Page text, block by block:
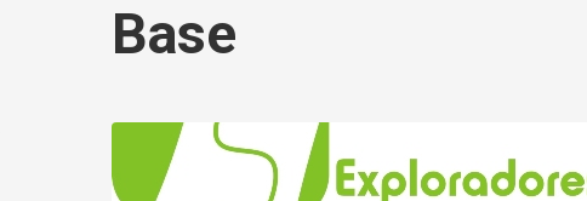
Base